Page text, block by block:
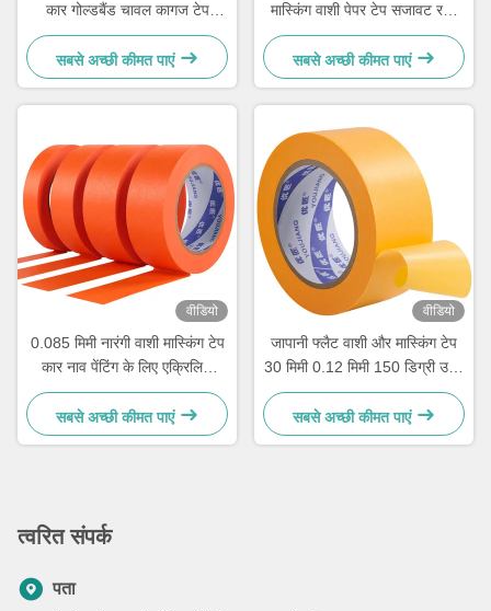
कार गोल्डबैंड चावल कागज टेप
100mic
सबसे अच्छी कीमत पाएं
मास्किंग वाशी पेपर टेप सजावट रबर
एक्रिलिक
सबसे अच्छी कीमत पाएं
वीडियो
0.085 मिमी नारंगी वाशी मास्किंग टेप
कार नाव पेंटिंग के लिए एक्रिलिक
चिपकने वाला
सबसे अच्छी कीमत पाएं
वीडियो
जापानी फ्लैट वाशी और मास्किंग टेप
30 मिमी 0.12 मिमी 150 डिग्री उच्च
तापमान
सबसे अच्छी कीमत पाएं
त्वरित संपर्क
पता